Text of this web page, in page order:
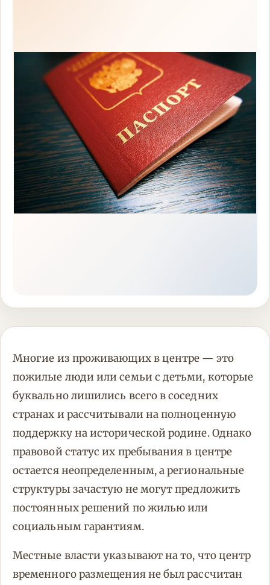
Многие из проживающих в центре — это
пожилые люди или семьи с детьми, которые
буквально лишились всего в соседних
странах и рассчитывали на полноценную
поддержку на исторической родине. Однако
правовой статус их пребывания в центре
остается неопределенным, а региональные
структуры зачастую не могут предложить
постоянных решений по жилью или
социальным гарантиям.
Местные власти указывают на то, что центр
временного размещения не был рассчитан